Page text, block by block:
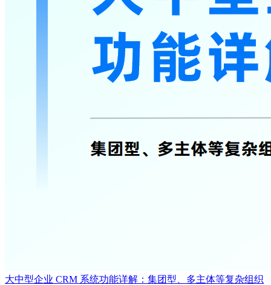
大中型企业 CRM 系统功能详解：集团型、多主体等复杂组织